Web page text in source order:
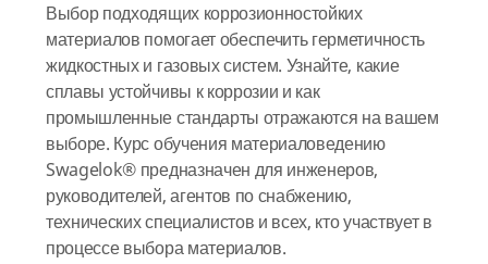
Выбор подходящих коррозионностойких
материалов помогает обеспечить герметичность
жидкостных и газовых систем. Узнайте, какие
сплавы устойчивы к коррозии и как
промышленные стандарты отражаются на вашем
выборе. Курс обучения материаловедению
Swagelok® предназначен для инженеров,
руководителей, агентов по снабжению,
технических специалистов и всех, кто участвует в
процессе выбора материалов.